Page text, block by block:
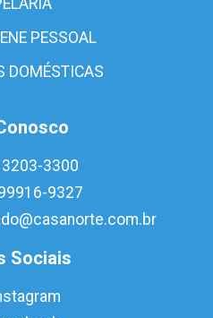
PESSOAL
DOMÉSTICAS
3300
9327
Sociais